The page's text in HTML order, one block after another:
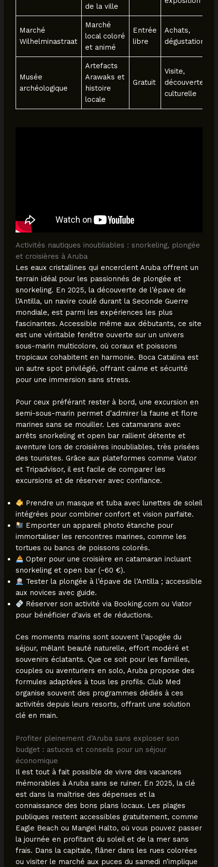
de la ville
Marché
Wilhelminastraat
Marché
local coloré
et animé
Entrée
libre
Achats,
dégustations
Musée
archéologique
Artefacts
Arawaks et
histoire
locale
Gratuit
Visite,
découverte
culturelle
Activités nautiques inoubliables : snorkeling, plongée
et croisières à Aruba
Les eaux cristallines qui encerclent Aruba offrent un
terrain idéal pour les passionnés de plongée et
snorkeling. En 2025, la découverte de l’épave de
l’Antilla, un navire coulé durant la Seconde Guerre
mondiale, est parmi les expériences les plus
fascinantes. Accessible même aux débutants, ce site
est une véritable fenêtre ouverte sur un univers
sous-marin multicolore, où coraux et poissons
tropicaux cohabitent en harmonie. Boca Catalina est
un autre spot privilégié, offrant calme et sécurité
pour une immersion sans stress.
Pour ceux préférant rester à bord, une excursion en
semi-sous-marin permet d’admirer la faune et flore
marines sans se mouiller. Les catamarans avec
arrêts snorkeling et open bar rallient détente et
aventure lors de croisières inoubliables, très prisées
des touristes. Grâce aux plateformes comme Viator
et Tripadvisor, il est facile de comparer les
excursions et de réserver avec confiance.
Prendre un masque et tuba avec lunettes de soleil
intégrées pour combiner confort et vision parfaite.
Emporter un appareil photo étanche pour
immortaliser les rencontres marines, comme les
tortues ou bancs de poissons colorés.
Opter pour une croisière en catamaran incluant
snorkeling et open bar (~60 €).
Tester la plongée à l’épave de l’Antilla ; accessible
aux novices avec guide.
Réserver son activité via Booking.com ou Viator
pour bénéficier d’avis et de réductions.
Ces moments marins sont souvent l’apogée du
séjour, mêlant beauté naturelle, effort modéré et
souvenirs éclatants. Que ce soit pour les familles,
couples ou aventuriers en solo, Aruba propose des
formules adaptées à tous les profils. Club Med
organise souvent des programmes dédiés à ces
activités depuis leurs resorts, offrant une solution
clé en main.
Profiter pleinement d’Aruba sans exploser son
budget : astuces et conseils pour un séjour
économique
Il est tout à fait possible de vivre des vacances
mémorables à Aruba sans se ruiner. En 2025, la clé
est dans la maîtrise des dépenses et la
connaissance des bons plans locaux. Les plages
publiques restent accessibles gratuitement, comme
Eagle Beach ou Mangel Halto, où vous pouvez passer
la journée en profitant du soleil et de la mer sans
frais. Dans la capitale, flâner dans les rues colorées
ou visiter le marché aux puces du samedi n’implique